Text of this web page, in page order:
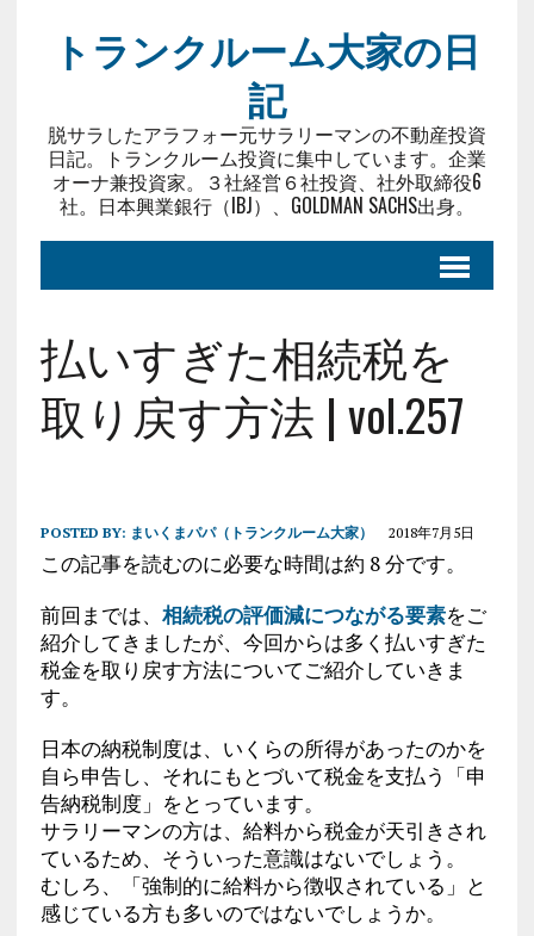
トランクルーム大家の日
記
脱サラしたアラフォー元サラリーマンの不動産投資
日記。トランクルーム投資に集中しています。企業
オーナ兼投資家。３社経営６社投資、社外取締役6
社。日本興業銀行（IBJ）、GOLDMAN SACHS出身。
払いすぎた相続税を
取り戻す方法 | vol.257
POSTED BY: まいくまパパ（トランクルーム大家） 2018年7月5日
この記事を読むのに必要な時間は約 8 分です。
前回までは、 相続税の評価減につながる要素をご
紹介してきましたが、今回からは多く払いすぎた
税金を取り戻す方法についてご紹介していきま
す。
日本の納税制度は、いくらの所得があったのかを
自ら申告し、それにもとづいて税金を支払う「申
告納税制度」をとっています。
サラリーマンの方は、給料から税金が天引きされ
ているため、そういった意識はないでしょう。
むしろ、「強制的に給料から徴収されている」と
感じている方も多いのではないでしょうか。